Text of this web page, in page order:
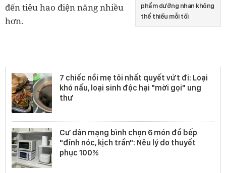
phẩm dưỡng nhan không
thể thiếu mỗi tối
đến tiêu hao điện năng nhiều
hơn.
7 chiếc nồi mẹ tôi nhất quyết vứt đi: Loại
khó nấu, loại sinh độc hại "mời gọi" ung
thư
Cư dân mạng bình chọn 6 món đồ bếp
"đỉnh nóc, kịch trần": Nêu lý do thuyết
phục 100%